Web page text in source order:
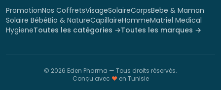
PromotionNos CoffretsVisageSolaireCorpsBebe & Maman
Solaire BébéBio & NatureCapillaireHommeMatriel Medical
HygieneToutes les catégories →Toutes les marques →
© 2026 Eden Pharma — Tous droits réservés.
Conçu avec ♥en Tunisie